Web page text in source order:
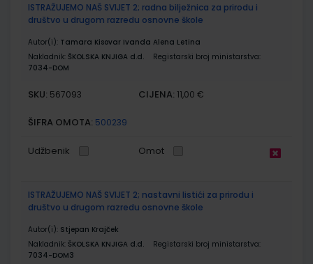
ISTRAŽUJEMO NAŠ SVIJET 2; radna bilježnica za prirodu i
društvo u drugom razredu osnovne škole
Autor(i): Tamara Kisovar Ivanda Alena Letina
Nakladnik: ŠKOLSKA KNJIGA d.d.
Registarski broj ministarstva:
7034-DOM
SKU: 567093 CIJENA: 11,00 €
ŠIFRA OMOTA: 500239
Udžbenik Omot
ISTRAŽUJEMO NAŠ SVIJET 2; nastavni listići za prirodu i
društvo u drugom razredu osnovne škole
Autor(i): Stjepan Krajček
Nakladnik: ŠKOLSKA KNJIGA d.d.
Registarski broj ministarstva:
7034-DOM3